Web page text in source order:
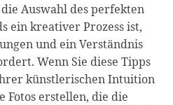
Auswahl des perfekten
ein kreativer Prozess ist,
und ein Verständnis
Wenn Sie diese Tipps
künstlerischen Intuition
Fotos erstellen, die die